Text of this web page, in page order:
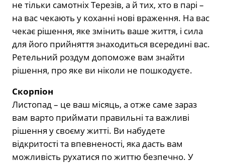
не тільки самотніх Терезів, а й тих, хто в парі –
на вас чекають у коханні нові враження. На вас
чекає рішення, яке змінить ваше життя, і сила
для його прийняття знаходиться всередині вас.
Ретельний роздум допоможе вам знайти
рішення, про яке ви ніколи не пошкодуєте.
Скорпіон
Листопад – це ваш місяць, а отже саме зараз
вам варто приймати правильні та важливі
рішення у своєму житті. Ви набудете
відкритості та впевненості, яка дасть вам
можливість рухатися по життю безпечно. У